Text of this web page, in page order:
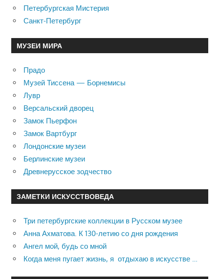
Петербургская Мистерия
Санкт-Петербург
МУЗЕИ МИРА
Прадо
Музей Тиссена — Борнемисы
Лувр
Версальский дворец
Замок Пьерфон
Замок Вартбург
Лондонские музеи
Берлинские музеи
Древнерусское зодчество
ЗАМЕТКИ ИСКУССТВОВЕДА
Три петербургские коллекции в Русском музее
Анна Ахматова. К 130-летию со дня рождения
Ангел мой, будь со мной
Когда меня пугает жизнь, я отдыхаю в искусстве …